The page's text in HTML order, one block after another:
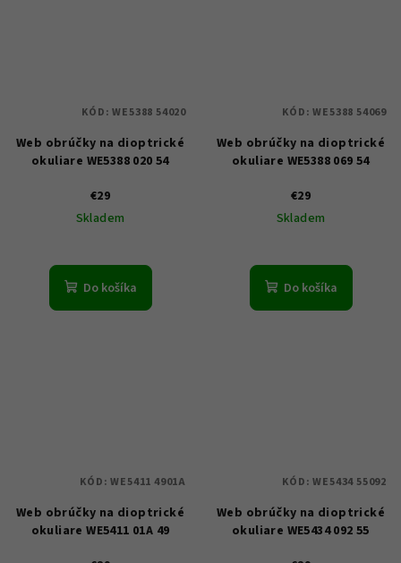
Web obrúčky na dioptrické
okuliare WE5388 020 54
€29
Skladem
Do košíka
KÓD:WE5388 54020
Web obrúčky na dioptrické
okuliare WE5388 069 54
€29
Skladem
Do košíka
KÓD:WE5388 54069
Web obrúčky na dioptrické
okuliare WE5411 01A 49
KÓD:WE5411 4901A
Web obrúčky na dioptrické
okuliare WE5434 092 55
KÓD:WE5434 55092